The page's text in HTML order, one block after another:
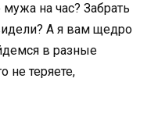
на час? Забрать
А я вам щедро
в разные
не теряете,